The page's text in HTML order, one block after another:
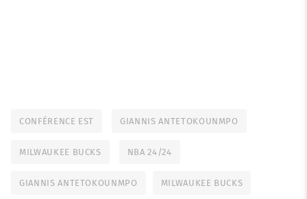
CONFÉRENCE EST GIANNIS ANTETOKOUNMPO
MILWAUKEE BUCKS NBA 24/24
GIANNIS ANTETOKOUNMPO MILWAUKEE BUCKS